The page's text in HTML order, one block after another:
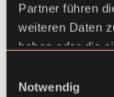
Partner führen
weiteren Daten
haben oder die
Notwendig